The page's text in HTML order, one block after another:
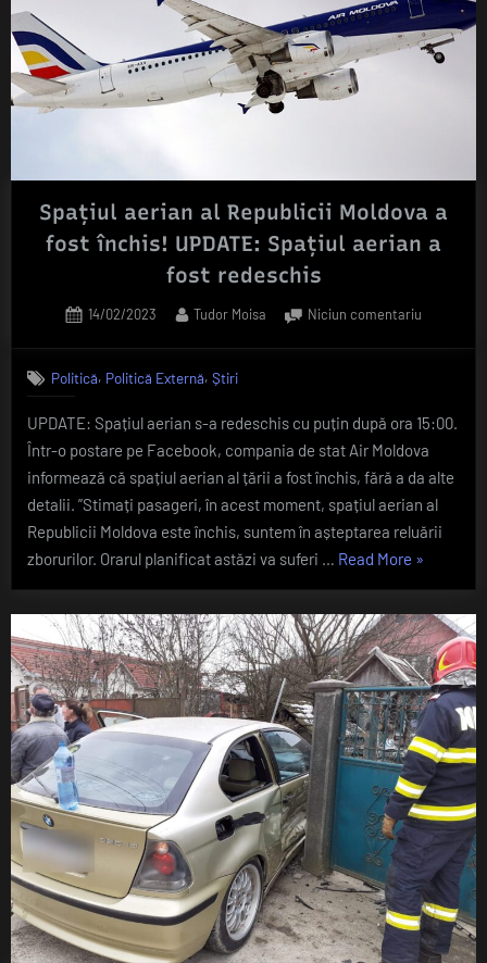
Spațiul aerian al Republicii Moldova a
fost închis! UPDATE: Spațiul aerian a
fost redeschis
Posted
14/02/2023 By
Tudor Moisa Niciun comentariula
Moldova
a
fost
închis!
Spațiul
aerian
a
redeschis
Politică, Politică Externă, Știri
UPDATE: Spațiul aerian s-a redeschis cu puțin după ora 15:00.
Într-o postare pe Facebook, compania de stat Air Moldova
informează că spațiul aerian al țării a fost închis, fără a da alte
detalii. ”Stimați pasageri, în acest moment, spațiul aerian al
Republicii Moldova este închis, suntem în așteptarea reluării
zborurilor. Orarul planificat astăzi va suferi … Read More „Spațiul
al
Republicii
Moldova
a
fost
închis!
UPDATE:
Spațiul
aerian
a
fost
redeschis”
»